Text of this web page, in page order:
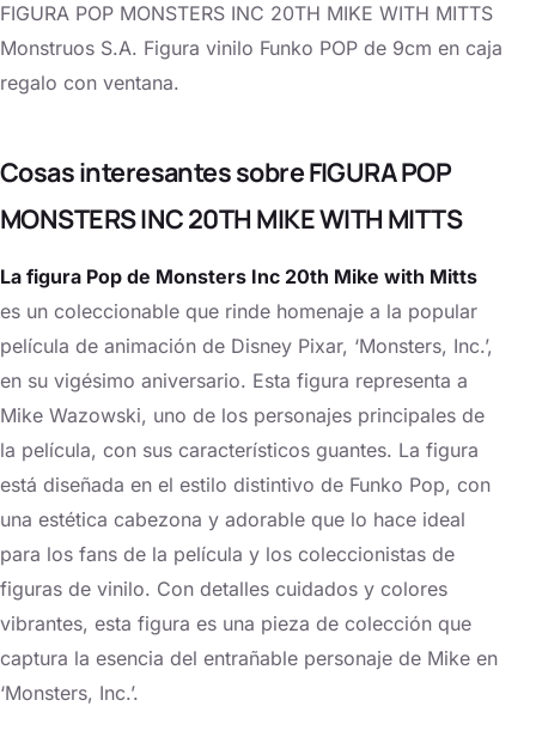
FIGURA POP MONSTERS INC 20TH MIKE WITH MITTS
Monstruos S.A. Figura vinilo Funko POP de 9cm en caja
regalo con ventana.
Cosas interesantes sobre FIGURA POP
MONSTERS INC 20TH MIKE WITH MITTS
La figura Pop de Monsters Inc 20th Mike with Mitts
es un coleccionable que rinde homenaje a la popular
película de animación de Disney Pixar, ‘Monsters, Inc.’,
en su vigésimo aniversario. Esta figura representa a
Mike Wazowski, uno de los personajes principales de
la película, con sus característicos guantes. La figura
está diseñada en el estilo distintivo de Funko Pop, con
una estética cabezona y adorable que lo hace ideal
para los fans de la película y los coleccionistas de
figuras de vinilo. Con detalles cuidados y colores
vibrantes, esta figura es una pieza de colección que
captura la esencia del entrañable personaje de Mike en
‘Monsters, Inc.’.